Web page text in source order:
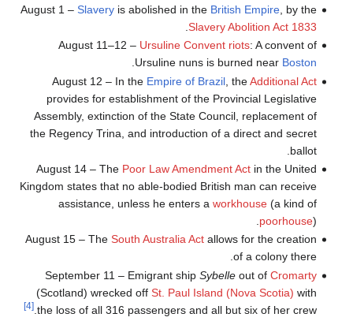
August 1 – Slaveryis abolished in the British Empire, by the
Slavery Abolition Act 1833
August 11–12 – Ursuline Convent riots: A convent of
Ursuline nuns is burned near Boston
.
August 12 – In the Empire of Brazil, theAdditional Act
provides for establishment of the Provincial Legislative
Assembly, extinction of the State Council, replacement of
the Regency Trina, and introduction of a direct and secret
ballot.
August 14 – The Poor Law Amendment Actin the United
Kingdom states that no able-bodied British man can receive
assistance, unless he enters a workhouse(a kind of
poorhouse).
August 15 – The South Australia Actallows for the creation
of a colony there.
September 11 – Emigrant ship Sybelleout of Cromarty
(Scotland) wrecked off St. Paul Island (Nova Scotia) with
the loss of all 316 passengers and all but six of her crew.
[4]